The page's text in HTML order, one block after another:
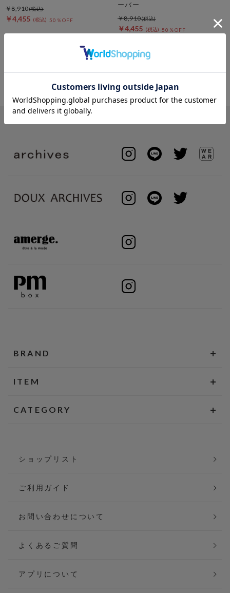
￥4,455 50％OFF
￥8,910
ーバー
￥4,455 50％OFF
￥8,910
4件
BRAND
ITEM
CATEGORY
ショップリスト
ご利用ガイド
お問い合わせについて
よくあるご質問
アプリについて